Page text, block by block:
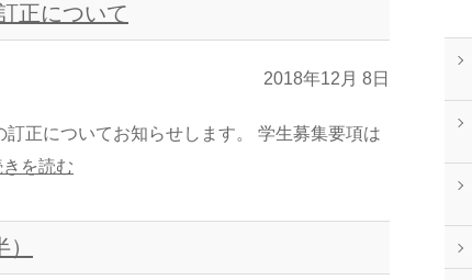
正について
2018年12月 8日
正についてお知らせします。 学生募集要項は
きを読む